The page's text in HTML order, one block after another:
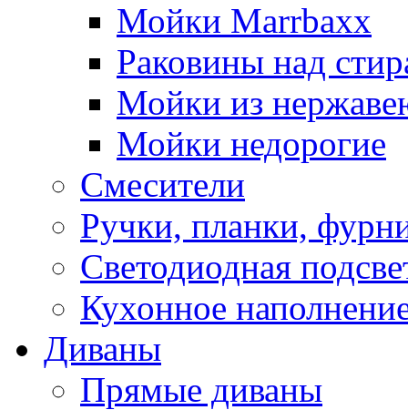
Мойки Marrbaxx
Раковины над
Мойки из
Мойки недорогие
Смесители
Ручки, планки,
Светодиодная
Кухонное
Диваны
Прямые диваны